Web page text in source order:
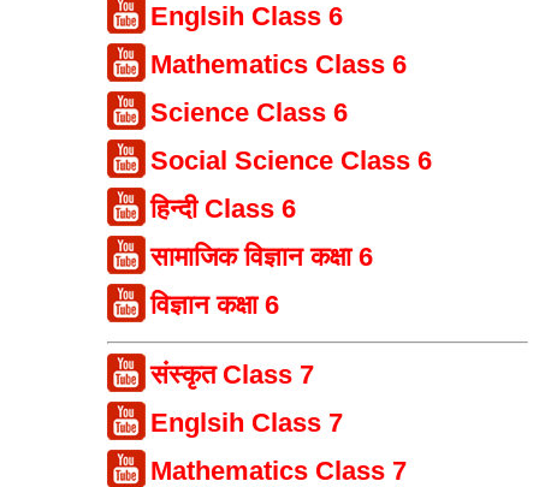
Englsih Class 6
Mathematics Class 6
Science Class 6
Social Science Class 6
हिन्दी Class 6
सामाजिक विज्ञान कक्षा 6
विज्ञान कक्षा 6
संस्कृत Class 7
Englsih Class 7
Mathematics Class 7